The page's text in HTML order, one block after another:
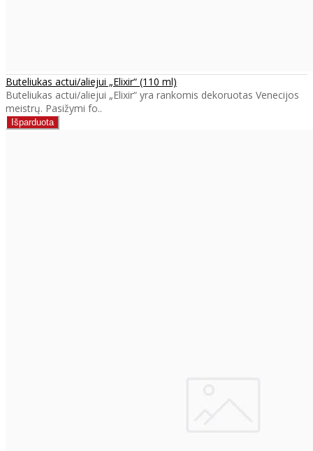
Buteliukas actui/aliejui „Elixir“ (110 ml)
Buteliukas actui/aliejui „Elixir“ yra rankomis dekoruotas Venecijos
meistrų. Pasižymi fo..